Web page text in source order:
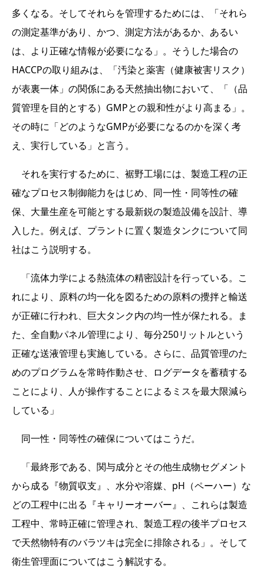
多くなる。そしてそれらを管理するためには、「それら
の測定基準があり、かつ、測定方法があるか、あるい
は、より正確な情報が必要になる」。そうした場合の
HACCPの取り組みは、「汚染と薬害（健康被害リスク）
が表裏一体」の関係にある天然抽出物において、「（品
質管理を目的とする）GMPとの親和性がより高まる」。
その時に「どのようなGMPが必要になるのかを深く考
え、実行している」と言う。
それを実行するために、裾野工場には、製造工程の正
確なプロセス制御能力をはじめ、同一性・同等性の確
保、大量生産を可能とする最新鋭の製造設備を設計、導
入した。例えば、プラントに置く製造タンクについて同
社はこう説明する。
「流体力学による熱流体の精密設計を行っている。こ
れにより、原料の均一化を図るための原料の攪拌と輸送
が正確に行われ、巨大タンク内の均一性が保たれる。ま
た、全自動パネル管理により、毎分250リットルという
正確な送液管理も実施している。さらに、品質管理のた
めのプログラムを常時作動させ、ログデータを蓄積する
ことにより、人が操作することによるミスを最大限減ら
している」
同一性・同等性の確保についてはこうだ。
「最終形である、関与成分とその他生成物セグメント
から成る『物質収支』、水分や溶媒、pH（ペーハー）な
どの工程中に出る『キャリーオーバー』、これらは製造
工程中、常時正確に管理され、製造工程の後半プロセス
で天然物特有のバラツキは完全に排除される」。そして
衛生管理面についてはこう解説する。